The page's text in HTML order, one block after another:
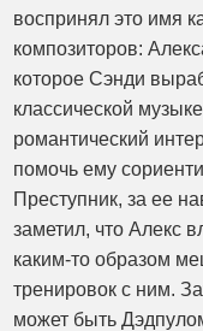
воспринял это имя
композиторов:
которое Сэнди
классической
романтический
помочь ему
Преступник, за ее
заметил, что Алекс
каким-то образом
тренировок с ним.
может быть